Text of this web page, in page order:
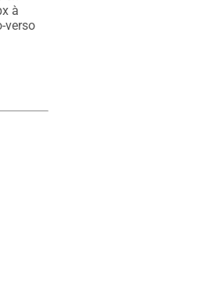
à
verso